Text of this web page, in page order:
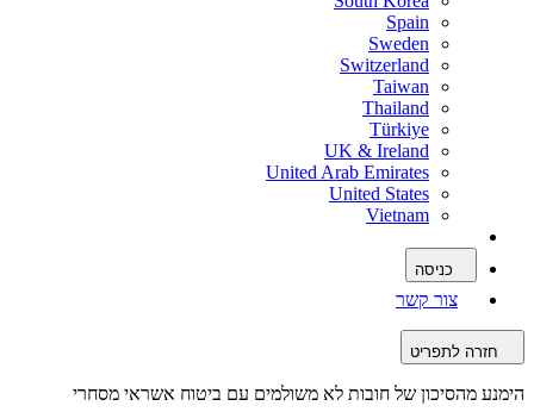
Spain
Sweden
Switzerland
Taiwan
Thailand
Türkiye
UK & Ireland
United Arab Emirates
United States
Vietnam
כניסה
צור קשר
חזרה לתפריט
הימנע מהסיכון של חובות לא משולמים עם ביטוח אשראי מסחרי